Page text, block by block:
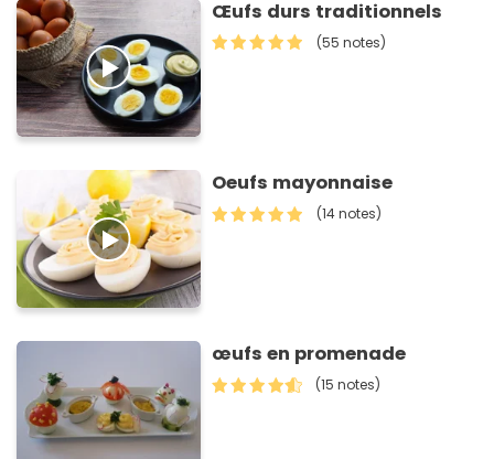
Œufs durs traditionnels
(55 notes)
Oeufs mayonnaise
(14 notes)
œufs en promenade
(15 notes)